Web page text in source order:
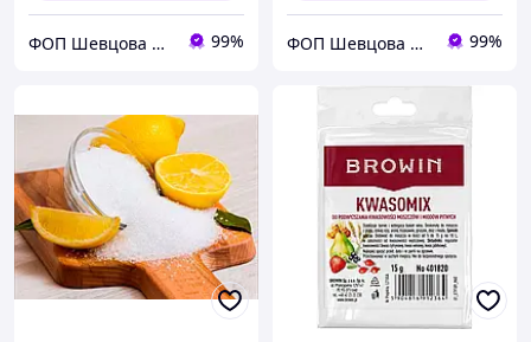
ФОП Шевцова Н.В. 99% ФОП Шевцова Н.В. 99%